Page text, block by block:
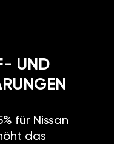
UND
für Nissan
das